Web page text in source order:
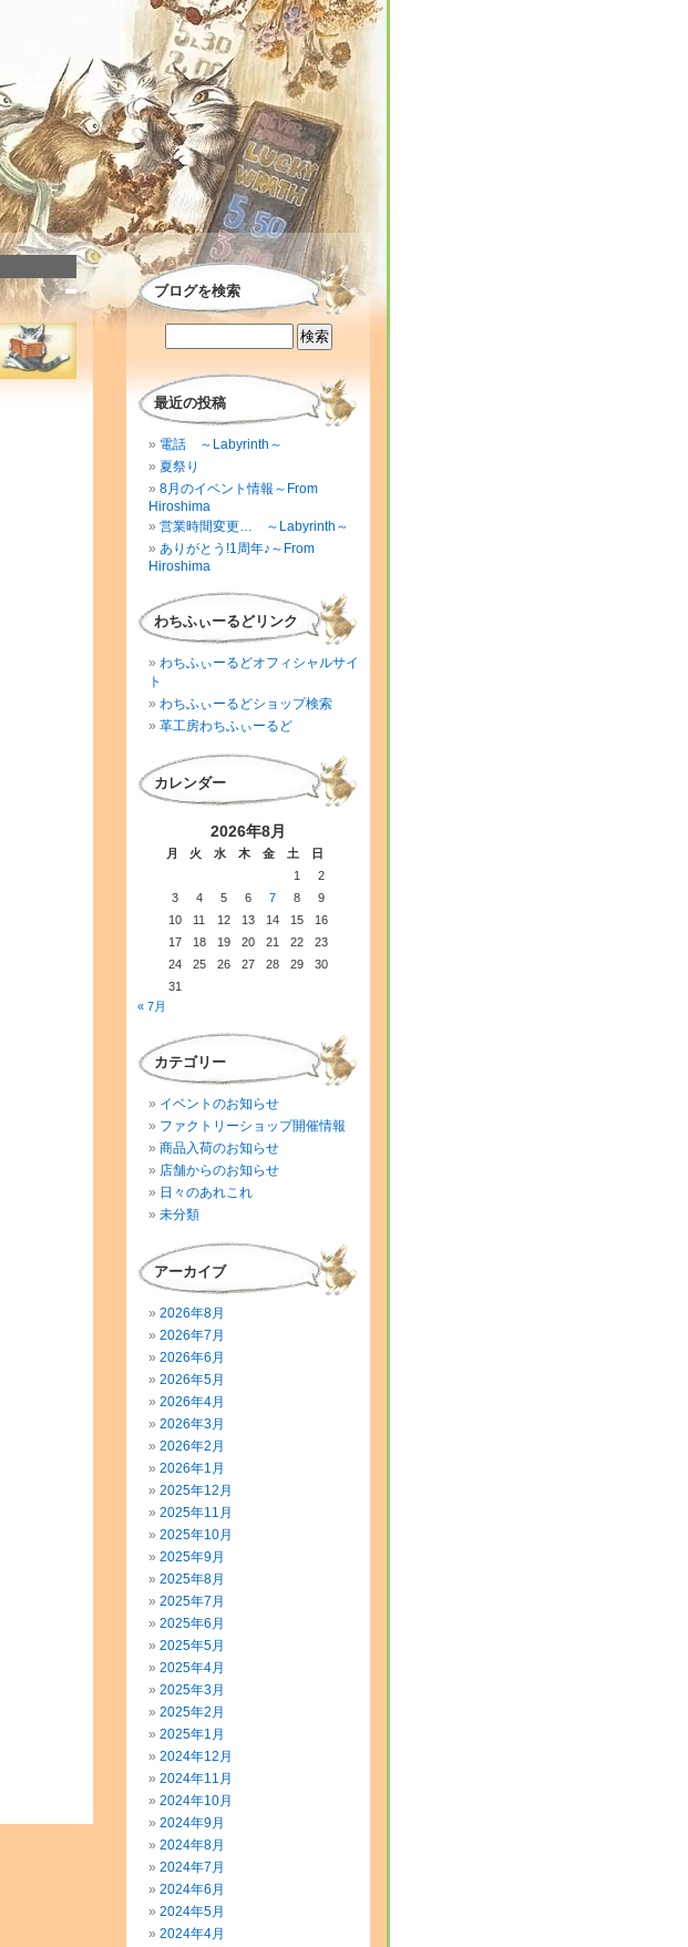
ブログを検索
最近の投稿
電話 ～Labyrinth～
夏祭り
8月のイベント情報～From
Hiroshima
営業時間変更… ～Labyrinth～
ありがとう!1周年♪～From
Hiroshima
わちふぃーるどリンク
わちふぃーるどオフィシャルサイ
ト
わちふぃーるどショップ検索
革工房わちふぃーるど
カレンダー
2026年8月
月 火 水 木 金 土
日
1
2
3
4 5 6 7 8
9
10
11 12 13 14 15
16
17
18 19 20 21 22
23
24
25 26 27 28 29
30
31
« 7月
カテゴリー
イベントのお知らせ
ファクトリーショップ開催情報
商品入荷のお知らせ
店舗からのお知らせ
日々のあれこれ
未分類
アーカイブ
2026年8月
2026年7月
2026年6月
2026年5月
2026年4月
2026年3月
2026年2月
2026年1月
2025年12月
2025年11月
2025年10月
2025年9月
2025年8月
2025年7月
2025年6月
2025年5月
2025年4月
2025年3月
2025年2月
2025年1月
2024年12月
2024年11月
2024年10月
2024年9月
2024年8月
2024年7月
2024年6月
2024年5月
2024年4月